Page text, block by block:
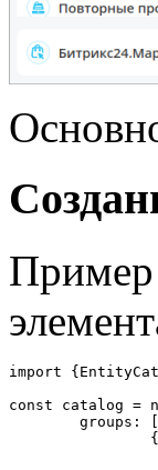
Пример
import
const catalog =